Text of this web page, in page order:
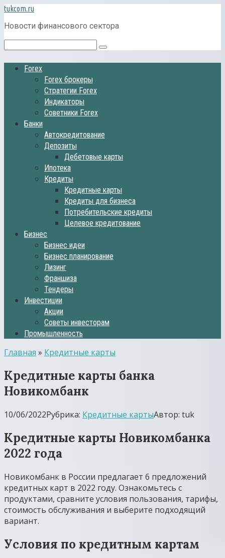
Перейти
к
контенту
tukcom.ru
Новости финансового сектора
Поиск:
Forex
Forex брокеры
Стратегии Forex
Индикаторы
Советники Forex
Банки
Автокредитование
Депозиты
Дебетовые карты
Ипотека
Кредиты
Кредитные карты
Кредиты для бизнеса
Потребительские кредиты
Целевое кредитование
Бизнес
Бизнес идеи
Бизнес планирование
Лизинг
Франшиза
Тендеры
Инвестиции
Акции
Советы инвесторам
Промышленность
Главная » Кредитные карты
Кредитные карты банка
Новикомбанк
10/06/2022Рубрика: Кредитные картыАвтор: tuk
Кредитные карты Новикомбанка
2022 года
Новикомбанк в России предлагает 6 предложений
кредитных карт в 2022 году. Ознакомьтесь с
продуктами, сравните условия пользования, тарифы,
стоимость обслуживания и выберите подходящий
вариант.
Условия по кредитным картам